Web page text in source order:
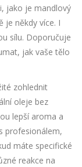
jako je mandlový
je někdy více. I
sílu. Doporučuje
jak vaše tělo
zohlednit
oleje bez
lepší aroma a
profesionálem,
máte specifické
reakce na